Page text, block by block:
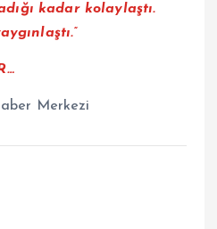
kadar kolaylaştı.
Merkezi